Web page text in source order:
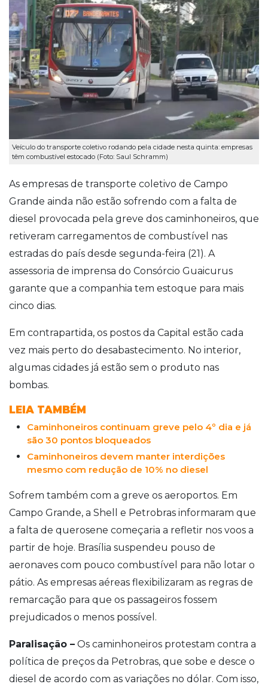
Veículo do transporte coletivo rodando pela cidade nesta quinta: empresas
têm combustível estocado (Foto: Saul Schramm)
As empresas de transporte coletivo de Campo
Grande ainda não estão sofrendo com a falta de
diesel provocada pela greve dos caminhoneiros, que
retiveram carregamentos de combustível nas
estradas do país desde segunda-feira (21). A
assessoria de imprensa do Consórcio Guaicurus
garante que a companhia tem estoque para mais
cinco dias.
Em contrapartida, os postos da Capital estão cada
vez mais perto do desabastecimento. No interior,
algumas cidades já estão sem o produto nas
bombas.
LEIA TAMBÉM
Caminhoneiros continuam greve pelo 4º dia e já
são 30 pontos bloqueados
Caminhoneiros devem manter interdições
mesmo com redução de 10% no diesel
Sofrem também com a greve os aeroportos. Em
Campo Grande, a Shell e Petrobras informaram que
a falta de querosene começaria a refletir nos voos a
partir de hoje. Brasília suspendeu pouso de
aeronaves com pouco combustível para não lotar o
pátio. As empresas aéreas flexibilizaram as regras de
remarcação para que os passageiros fossem
prejudicados o menos possível.
Paralisação – Os caminhoneiros protestam contra a
política de preços da Petrobras, que sobe e desce o
diesel de acordo com as variações no dólar. Com isso,